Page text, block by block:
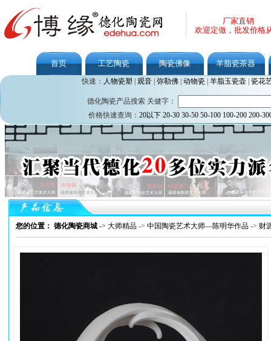
厂家直销
欢迎定做，批发价格
首页 工艺陶瓷 陶瓷佛像 羊脂瓷茶器
快速： 人物瓷塑 观音| 弥勒佛| 动物瓷| 羊脂玉瓷壶| 瓷花
德化陶瓷产品搜索 关健字：
价格快速查询： 20以下 20-30 30-50 50-100 100-200 200-
您的位置： 德化陶瓷商城 -> 大师精品 -> 中国陶瓷艺术大师—陈明华作品 -> 财